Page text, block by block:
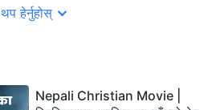
थप हेर्नुहोस्
Nepali Christian Movie |